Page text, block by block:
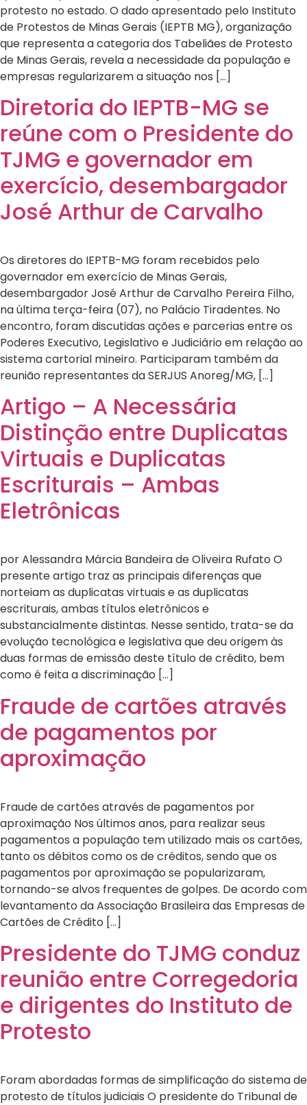
protesto no estado. O dado apresentado pelo Instituto
de Protestos de Minas Gerais (IEPTB MG), organização
que representa a categoria dos Tabeliães de Protesto
de Minas Gerais, revela a necessidade da população e
empresas regularizarem a situação nos […]
Diretoria do IEPTB-MG se
reúne com o Presidente do
TJMG e governador em
exercício, desembargador
José Arthur de Carvalho
Os diretores do IEPTB-MG foram recebidos pelo
governador em exercício de Minas Gerais,
desembargador José Arthur de Carvalho Pereira Filho,
na última terça-feira (07), no Palácio Tiradentes. No
encontro, foram discutidas ações e parcerias entre os
Poderes Executivo, Legislativo e Judiciário em relação ao
sistema cartorial mineiro. Participaram também da
reunião representantes da SERJUS Anoreg/MG, […]
Artigo – A Necessária
Distinção entre Duplicatas
Virtuais e Duplicatas
Escriturais – Ambas
Eletrônicas
por Alessandra Márcia Bandeira de Oliveira Rufato O
presente artigo traz as principais diferenças que
norteiam as duplicatas virtuais e as duplicatas
escriturais, ambas títulos eletrônicos e
substancialmente distintas. Nesse sentido, trata-se da
evolução tecnológica e legislativa que deu origem às
duas formas de emissão deste título de crédito, bem
como é feita a discriminação […]
Fraude de cartões através
de pagamentos por
aproximação
Fraude de cartões através de pagamentos por
aproximação Nos últimos anos, para realizar seus
pagamentos a população tem utilizado mais os cartões,
tanto os débitos como os de créditos, sendo que os
pagamentos por aproximação se popularizaram,
tornando-se alvos frequentes de golpes. De acordo com
levantamento da Associação Brasileira das Empresas de
Cartões de Crédito […]
Presidente do TJMG conduz
reunião entre Corregedoria
e dirigentes do Instituto de
Protesto
Foram abordadas formas de simplificação do sistema de
protesto de títulos judiciais O presidente do Tribunal de